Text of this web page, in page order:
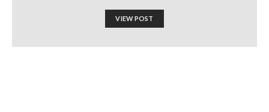
VIEW POST